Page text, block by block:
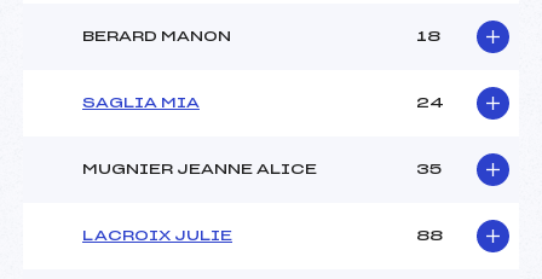
BERARD MANON 18
SAGLIA MIA 24
MUGNIER JEANNE ALICE 35
LACROIX JULIE 88